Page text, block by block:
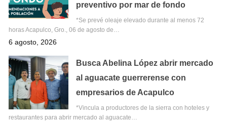
preventivo por mar de fondo
*Se prevé oleaje elevado durante al menos 72
horas Acapulco, Gro., 06 de agosto de…
6 agosto, 2026
Busca Abelina López abrir mercado
al aguacate guerrerense con
empresarios de Acapulco
*Vincula a productores de la sierra con hoteles y
restaurantes para abrir mercado al aguacate…